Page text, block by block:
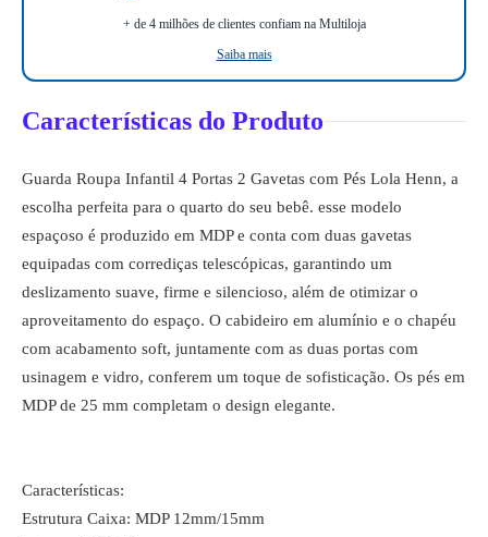
+ de 4 milhões de clientes confiam na Multiloja
Saiba mais
Características do Produto
Guarda Roupa Infantil 4 Portas 2 Gavetas com Pés Lola Henn, a
escolha perfeita para o quarto do seu bebê. esse modelo
espaçoso é produzido em MDP e conta com duas gavetas
equipadas com corrediças telescópicas, garantindo um
deslizamento suave, firme e silencioso, além de otimizar o
aproveitamento do espaço. O cabideiro em alumínio e o chapéu
com acabamento soft, juntamente com as duas portas com
usinagem e vidro, conferem um toque de sofisticação. Os pés em
MDP de 25 mm completam o design elegante.
Características:
Estrutura Caixa: MDP 12mm/15mm